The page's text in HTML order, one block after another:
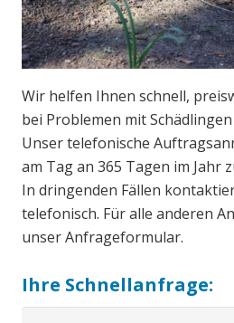
Wir helfen Ihnen schnell,
bei Problemen mit
Unser telefonische Auftragsannahme ist 24 Stunden
am Tag an 365 Tagen im Jahr zu für Sie zu
In dringenden Fällen kontaktieren
telefonisch. Für alle anderen
unser Anfrageformular.
Ihre Schnellanfrage: